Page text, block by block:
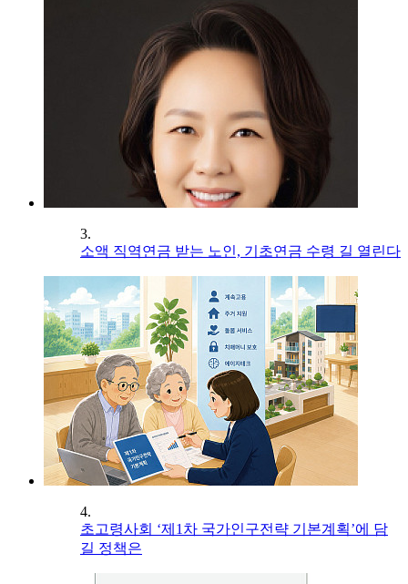
3.
소액 직역연금 받는 노인, 기초연금 수령 길 열린다
4.
초고령사회 ‘제1차 국가인구전략 기본계획’에 담
길 정책은